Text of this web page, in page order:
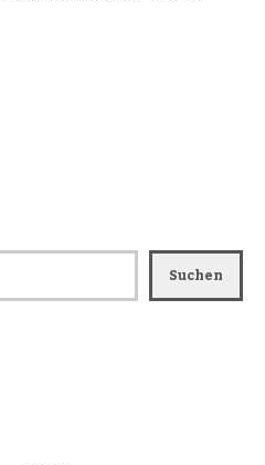
Suchen